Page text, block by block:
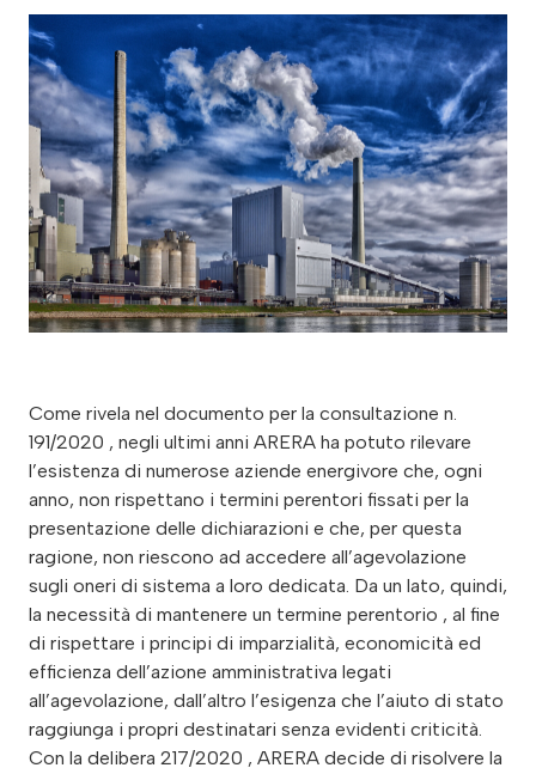
Come rivela nel documento per la consultazione n.
191/2020 , negli ultimi anni ARERA ha potuto rilevare
l’esistenza di numerose aziende energivore che, ogni
anno, non rispettano i termini perentori fissati per la
presentazione delle dichiarazioni e che, per questa
ragione, non riescono ad accedere all’agevolazione
sugli oneri di sistema a loro dedicata. Da un lato, quindi,
la necessità di mantenere un termine perentorio , al fine
di rispettare i principi di imparzialità, economicità ed
efficienza dell’azione amministrativa legati
all’agevolazione, dall’altro l’esigenza che l’aiuto di stato
raggiunga i propri destinatari senza evidenti criticità.
Con la delibera 217/2020 , ARERA decide di risolvere la